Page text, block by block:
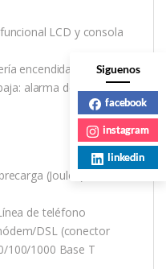
LCD y consola
encendida: alarma
alarma de
(Joules) 310
de teléfono
DSL (conector
100/1000 Base T
Siguenos
facebook
instagram
linkedin